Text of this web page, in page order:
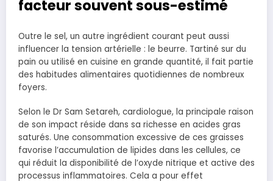
facteur souvent sous-estimé
Outre le sel, un autre ingrédient courant peut aussi
influencer la tension artérielle : le beurre. Tartiné sur du
pain ou utilisé en cuisine en grande quantité, il fait partie
des habitudes alimentaires quotidiennes de nombreux
foyers.
Selon le Dr Sam Setareh, cardiologue, la principale raison
de son impact réside dans sa richesse en acides gras
saturés. Une consommation excessive de ces graisses
favorise l’accumulation de lipides dans les cellules, ce
qui réduit la disponibilité de l’oxyde nitrique et active des
processus inflammatoires. Cela a pour effet